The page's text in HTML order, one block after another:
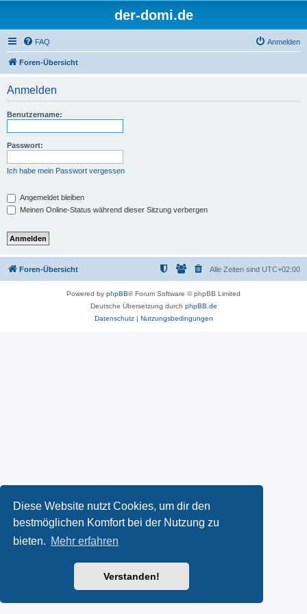
Diese Website nutzt Cookies, um dir den
bestmöglichen Komfort bei der Nutzung zu
bieten. Mehr erfahren
Verstanden!
der-domi.de
FAQ Anmelden
Foren-Übersicht
Anmelden
Benutzername:
Passwort:
Ich habe mein Passwort vergessen
Angemeldet bleiben
Meinen Online-Status während dieser Sitzung verbergen
Foren-Übersicht Alle Zeiten sind UTC+02:00
Powered by phpBB® Forum Software © phpBB Limited
Deutsche Übersetzung durch phpBB.de
Datenschutz| Nutzungsbedingungen